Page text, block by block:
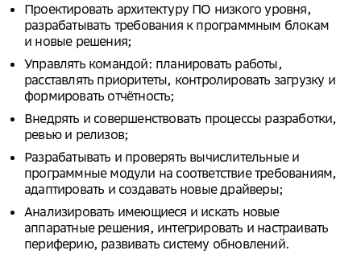
Проектировать архитектуру ПО низкого уровня,
разрабатывать требования к программным блокам
и новые решения;
Управлять командой: планировать работы,
расставлять приоритеты, контролировать загрузку и
формировать отчётность;
Внедрять и совершенствовать процессы разработки,
ревью и релизов;
Разрабатывать и проверять вычислительные и
программные модули на соответствие требованиям,
адаптировать и создавать новые драйверы;
Анализировать имеющиеся и искать новые
аппаратные решения, интегрировать и настраивать
периферию, развивать систему обновлений.